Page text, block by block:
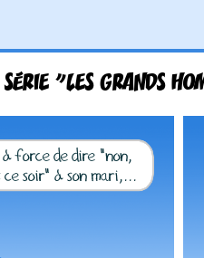
SÉRIE "LES GRANDS